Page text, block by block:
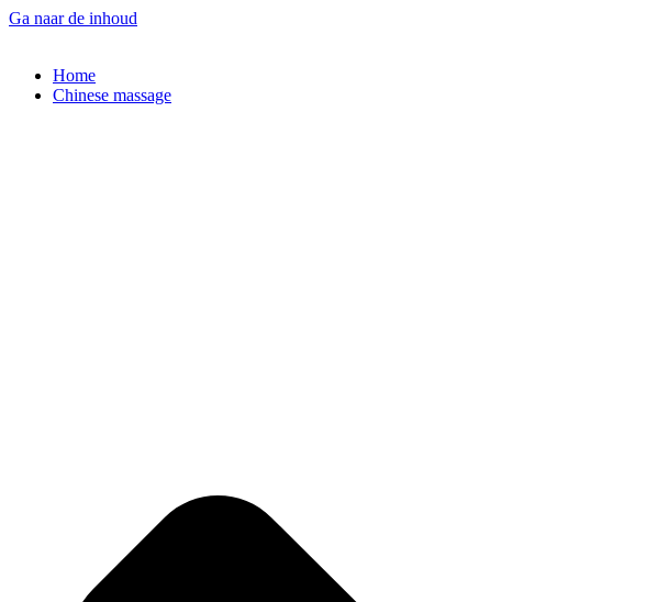
Ga naar de inhoud
Home
Chinese massage